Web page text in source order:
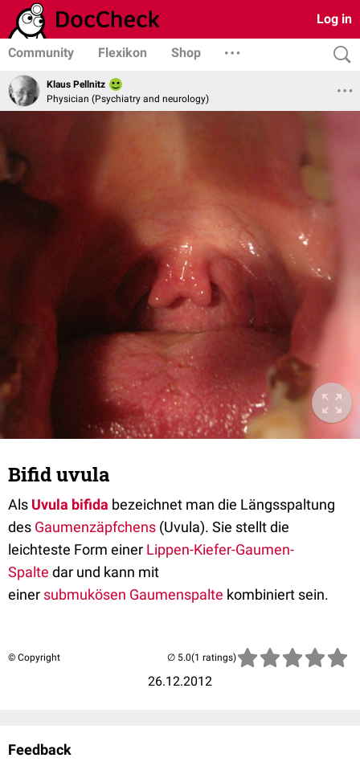
Log in
Community Flexikon Shop
Klaus Pellnitz
Physician (Psychiatry and neurology)
Bifid uvula
Als Uvula bifida bezeichnet man die Längsspaltung
des Gaumenzäpfchens (Uvula). Sie stellt die
leichteste Form einer Lippen-Kiefer-Gaumen-
Spalte dar und kann mit
einer submukösen Gaumenspalte kombiniert sein.
© Copyright
26.12.2012
(1 ratings)
Feedback